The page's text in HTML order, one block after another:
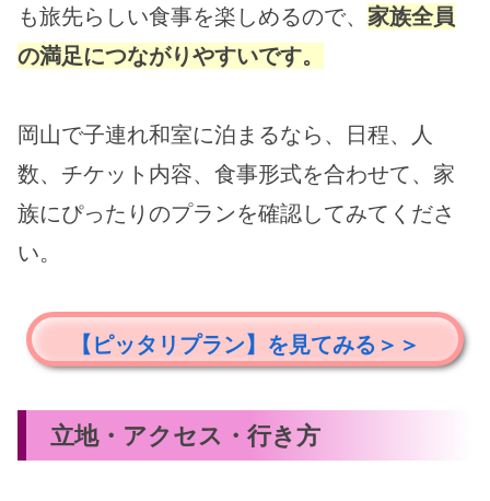
も旅先らしい食事を楽しめるので、 家族全員
の満足につながりやすいです。
岡山で子連れ和室に泊まるなら、日程、人
数、チケット内容、食事形式を合わせて、家
族にぴったりのプランを確認してみてくださ
い。
【ピッタリプラン】を見てみる＞＞
立地・アクセス・行き方